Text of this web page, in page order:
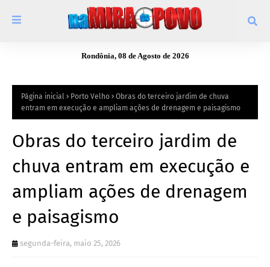
Rondônia, 08 de Agosto de 2026
Página inicial Porto Velho
Obras do terceiro jardim de chuva
entram em execução e ampliam ações de drenagem e paisagismo
Obras do terceiro jardim de
chuva entram em execução e
ampliam ações de drenagem
e paisagismo
segunda-feira, maio 25, 2026